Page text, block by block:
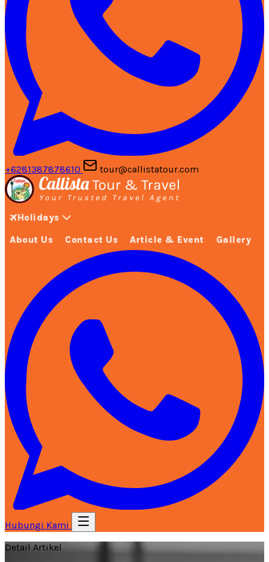
+6281387878610 tour@callistatour.com
Holidays
About Us Contact Us Article & Event Gallery
Hubungi Kami
Detail Artikel